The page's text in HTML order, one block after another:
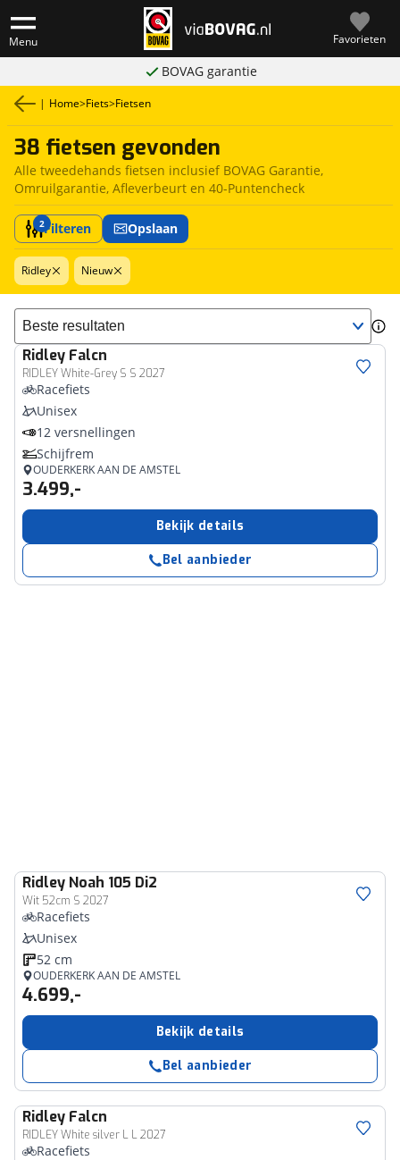
Menu Favorieten
BOVAG garantie
| Home>Fiets>Fietsen
38 fietsen gevonden
Alle tweedehands fietsen inclusief BOVAG Garantie,
Omruilgarantie, Afleverbeurt en 40-Puntencheck
2Filteren Opslaan
Ridley Nieuw
Sorteer resultaten
Ridley Falcn
RIDLEY White-Grey S S 2027
Racefiets
Unisex
12 versnellingen
Schijfrem
OUDERKERK AAN DE AMSTEL
3.499,-
Bekijk details
Bel aanbieder
Ridley Noah 105 Di2
Wit 52cm S 2027
Racefiets
Unisex
52 cm
OUDERKERK AAN DE AMSTEL
4.699,-
Bekijk details
Bel aanbieder
Ridley Falcn
RIDLEY White silver L L 2027
Racefiets